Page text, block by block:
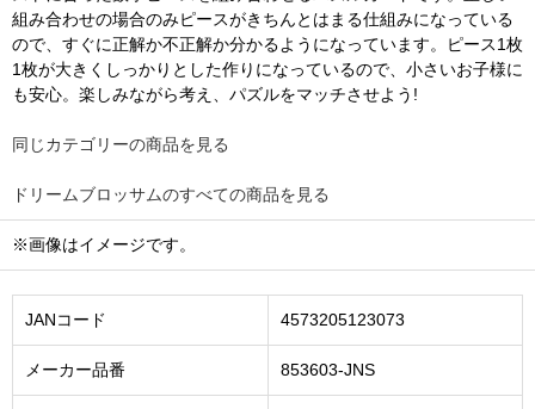
組み合わせの場合のみピースがきちんとはまる仕組みになっている
ので、すぐに正解か不正解か分かるようになっています。ピース1枚
1枚が大きくしっかりとした作りになっているので、小さいお子様に
も安心。楽しみながら考え、パズルをマッチさせよう!
同じカテゴリーの商品を見る
ドリームブロッサムのすべての商品を見る
※画像はイメージです。
JANコード 4573205123073
メーカー品番 853603-JNS